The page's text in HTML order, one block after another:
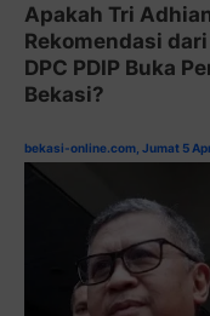
Apakah Tri
Rekomendasi dari
DPC PDIP Buka
Bekasi?
bekasi-online.com, Jumat 5